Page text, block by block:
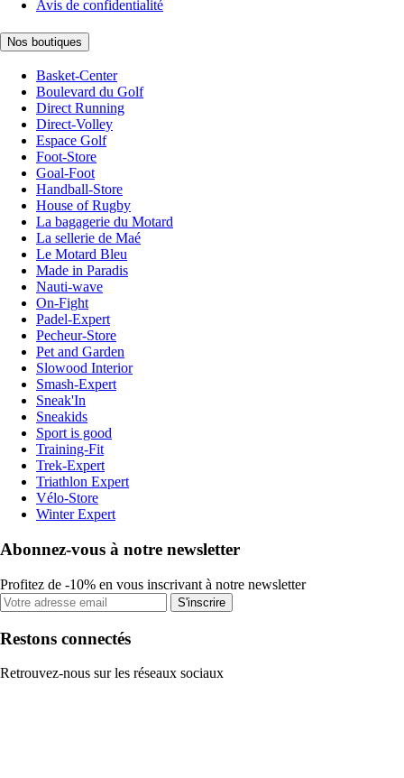
Avis de confidentialité
Nos boutiques
Basket-Center
Boulevard du Golf
Direct Running
Direct-Volley
Espace Golf
Foot-Store
Goal-Foot
Handball-Store
House of Rugby
La bagagerie du Motard
La sellerie de Maé
Le Motard Bleu
Made in Paradis
Nauti-wave
On-Fight
Padel-Expert
Pecheur-Store
Pet and Garden
Slowood Interior
Smash-Expert
Sneak'In
Sneakids
Sport is good
Training-Fit
Trek-Expert
Triathlon Expert
Vélo-Store
Winter Expert
Abonnez-vous à notre newsletter
Profitez de -10% en vous inscrivant à notre newsletter
S'inscrire
Restons connectés
Retrouvez-nous sur les réseaux sociaux